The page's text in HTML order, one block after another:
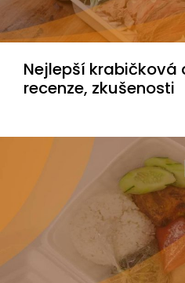
Nejlepší krabičková
recenze, zkušenosti